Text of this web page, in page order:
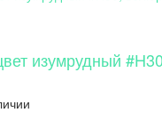
изумрудный